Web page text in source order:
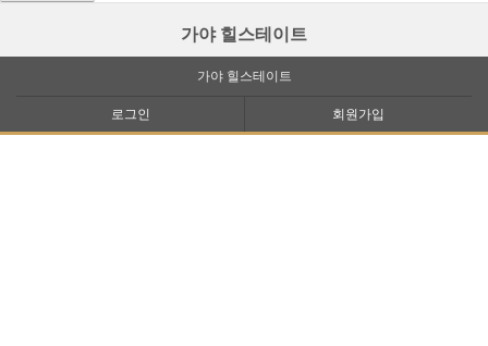
가야 힐스테이트
가야 힐스테이트
로그인 회원가입